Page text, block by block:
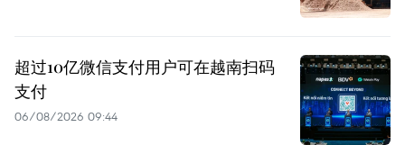
超过10亿微信支付用户可在越南扫码
支付
06/08/2026 09:44